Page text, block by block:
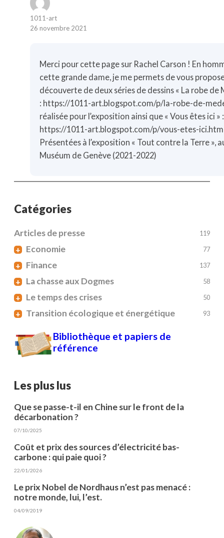
1011-art
26 novembre 2021
Merci pour cette page sur Rachel Carson ! En
cette grande dame, je me permets de vous
découverte de deux séries de dessins « La robe de
: https://1011-art.blogspot.com/p/la-robe-de-
réalisée pour l’exposition ainsi que « Vous êtes ici » :
https://1011-art.blogspot.com/p/vous-etes-
Présentées à l’exposition « Tout contre la Terre »,
Muséum de Genève (2021-2022)
Catégories
Articles de presse 119
+ Economie 77
+ Finance 137
+ La chasse aux Dogmes 58
+ Le temps des crises 50
+ Transition écologique et énergétique 93
Bibliothèque et papiers de
référence
Les plus lus
Que se passe-t-il en Chine sur le front de la
décarbonation ?
07/10/2025
Coût et prix des sources d’électricité bas-
carbone : qui paie quoi ?
22/01/2026
Le prix Nobel de Nordhaus n’est pas menacé :
notre monde, lui, l’est.
04/09/2019